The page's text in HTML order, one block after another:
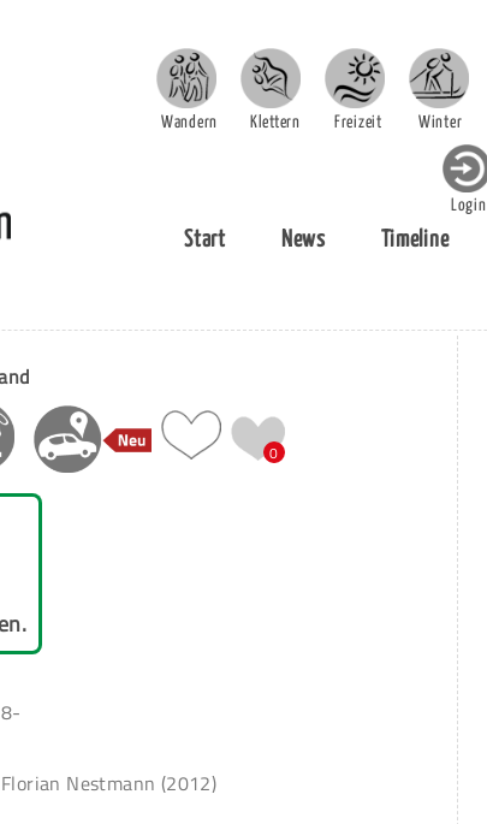
Wandern Klettern Freizeit Winter
Login
Start News Timeline
0
8-
Florian Nestmann (2012)